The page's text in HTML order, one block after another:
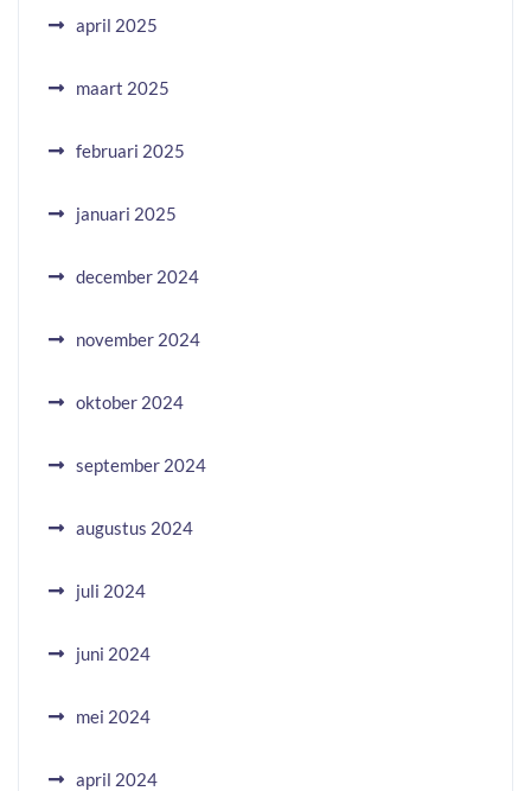
april 2025
maart 2025
februari 2025
januari 2025
december 2024
november 2024
oktober 2024
september 2024
augustus 2024
juli 2024
juni 2024
mei 2024
april 2024